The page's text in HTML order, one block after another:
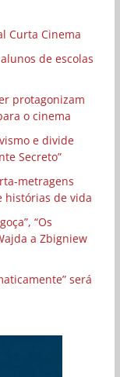
Curta Cinema
de escolas
protagonizam
o cinema
e divide
Secreto”
metragens
histórias de vida
“Os
a Zbigniew
será